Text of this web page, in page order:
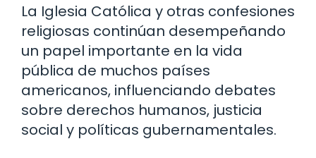
La Iglesia Católica y otras confesiones
religiosas continúan desempeñando
un papel importante en la vida
pública de muchos países
americanos, influenciando debates
sobre derechos humanos, justicia
social y políticas gubernamentales.